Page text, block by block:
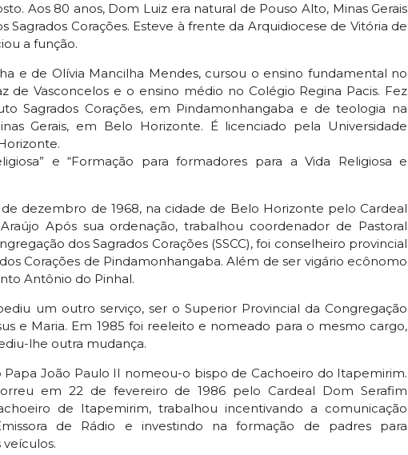
Aos 80 anos, Dom Luiz era natural de Pouso Alto, Minas Gerais
Sagrados Corações. Esteve à frente da Arquidiocese de Vitória de
a função.
e de Olívia Mancilha Mendes, cursou o ensino fundamental no
de Vasconcelos e o ensino médio no Colégio Regina Pacis. Fez
Sagrados Corações, em Pindamonhangaba e de teologia na
Gerais, em Belo Horizonte. É licenciado pela Universidade
e “Formação para formadores para a Vida Religiosa e
dezembro de 1968, na cidade de Belo Horizonte pelo Cardeal
Após sua ordenação, trabalhou coordenador de Pastoral
dos Sagrados Corações (SSCC), foi conselheiro provincial
Corações de Pindamonhangaba. Além de ser vigário ecônomo
Antônio do Pinhal.
um outro serviço, ser o Superior Provincial da Congregação
e Maria. Em 1985 foi reeleito e nomeado para o mesmo cargo,
lhe outra mudança.
Papa João Paulo II nomeou-o bispo de Cachoeiro do Itapemirim.
em 22 de fevereiro de 1986 pelo Cardeal Dom Serafim
de Itapemirim, trabalhou incentivando a comunicação
de Rádio e investindo na formação de padres para